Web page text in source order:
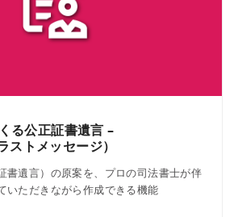
る公正証書遺言 –
トメッセージ）
書遺言）の原案を、プロの司法書士が伴
いただきながら作成できる機能